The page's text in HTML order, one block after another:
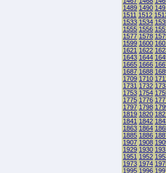
1489 1490
1511 1512
1533 1534
1555 1556
1577 1578
1599 1600
1621 1622
1643 1644
1665 1666
1687 1688
1709 1710
1731 1732
1753 1754
1775 1776
1797 1798
1819 1820
1841 1842
1863 1864
1885 1886
1907 1908
1929 1930
1951 1952
1973 1974
1995 1996